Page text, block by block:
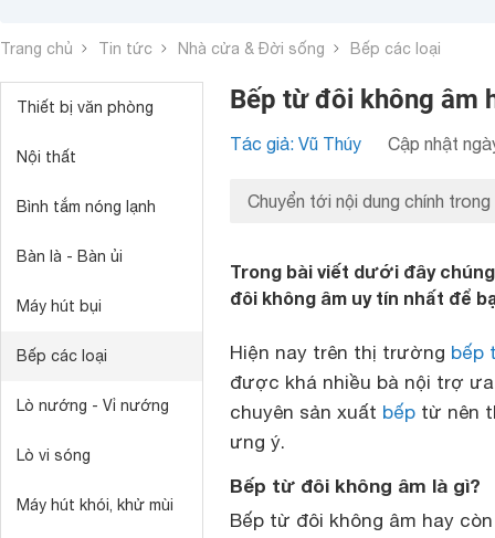
Trang chủ Tin tức Nhà cửa & Đời sống Bếp các loại
Thiết bị văn phòng
Nội thất
Bình tắm nóng lạnh
Bàn là - Bàn ủi
Máy hút bụi
Bếp các loại
Lò nướng - Vỉ nướng
Lò vi sóng
Máy hút khói, khử mùi
Bếp từ đôi không âm
Tác giả: Vũ Thúy Cập nhật
Chuyển tới nội dung chính trong
Trong bài viết dưới đây
đôi không âm uy tín nhất để
Hiện nay trên thị trường bếp
được khá nhiều bà nội trợ
chuyên sản xuất bếp từ nên
ưng ý.
Bếp từ đôi không âm là gì?
Bếp từ đôi không âm hay